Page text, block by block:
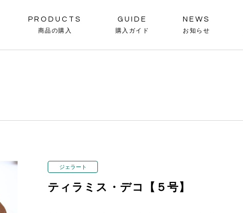
PRODUCTS
商品の購入
GUIDE
購入ガイド
NEWS
お知らせ
ジェラート
ティラミス・デコ【５号】